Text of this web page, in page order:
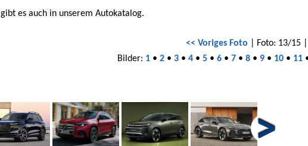
gibt es auch in unserem Autokatalog.
<< Voriges Foto | Foto: 13/15 |
Bilder: 1 • 2 • 3 • 4 • 5 • 6 • 7 • 8 • 9 • 10 • 11